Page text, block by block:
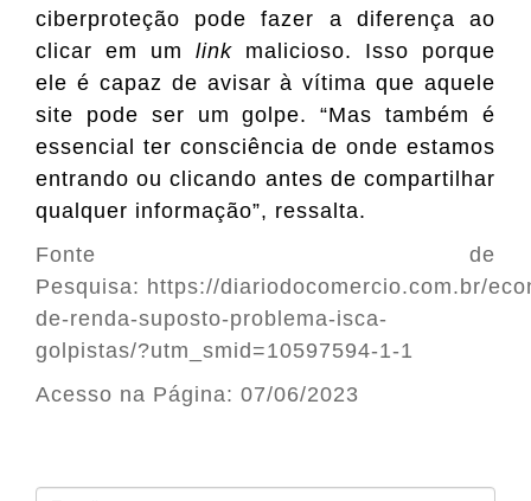
ciberproteção pode fazer a diferença ao
clicar em um link malicioso. Isso porque
ele é capaz de avisar à vítima que aquele
site pode ser um golpe. “Mas também é
essencial ter consciência de onde estamos
entrando ou clicando antes de compartilhar
qualquer informação”, ressalta.
Fonte de
Pesquisa: https://diariodocomercio.com.br/
de-renda-suposto-problema-isca-
golpistas/?utm_smid=10597594-1-1
Acesso na Página: 07/06/2023